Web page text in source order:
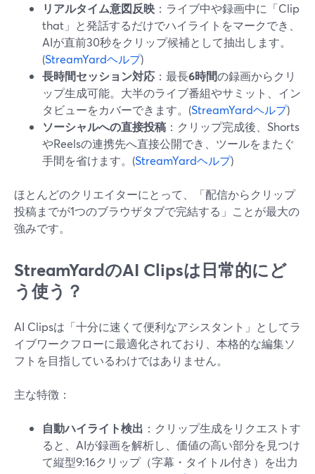
リアルタイム意図反映 ：ライブ中や録画中に「Clip
that」と発話するだけでハイライトをマークでき、
AIが直前30秒をクリップ候補として抽出します。
(StreamYardヘルプ)
長時間セッション対応 ：最長6時間の録画からクリ
ップ生成可能。大半のライブ番組やサミット、イン
タビューをカバーできます。(StreamYardヘルプ)
ソーシャルへの直接投稿 ：クリップ完成後、Shorts
やReelsの連携先へ直接公開でき、ツールをまたぐ
手間を省けます。(StreamYardヘルプ)
ほとんどのクリエイターにとって、「配信からクリップ
投稿までが1つのブラウザタブで完結する」ことが最大の
強みです。
StreamYardのAI Clipsは日常的にど
う使う？
AI Clipsは「十分に速くて便利なアシスタント」としてラ
イブワークフローに最適化されており、本格的な編集ソ
フトを目指しているわけではありません。
主な特徴：
自動ハイライト検出 ：クリップ生成をリクエストす
ると、AIが録画を解析し、価値の高い部分を見つけ
て縦型9:16クリップ（字幕・タイトル付き）を出力